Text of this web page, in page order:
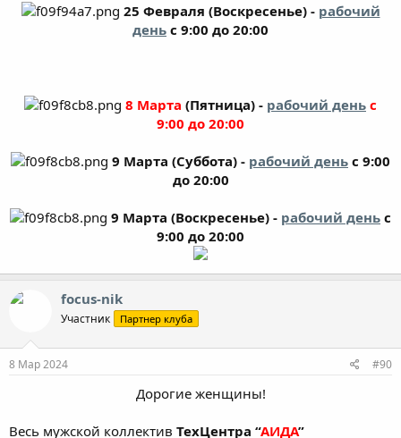
25 Февраля (Воскресенье) - рабочий
день с 9:00 до 20:00
8 Марта (Пятница) - рабочий день с
9:00 до 20:00
9 Марта (Суббота) - рабочий день с 9:00
до 20:00
9 Марта (Воскресенье) - рабочий день с
9:00 до 20:00
focus-nik
Участник Партнер клуба
8 Мар 2024 #90
Дорогие женщины!​
Весь мужской коллектив ТехЦентра “АИДА”